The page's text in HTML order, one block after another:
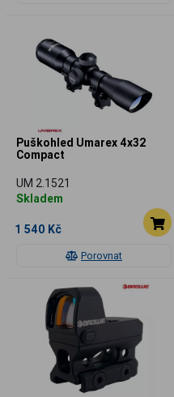
Porovnat
Puškohled Umarex 4x32
Compact
UM 2.1521
Skladem
1 540 Kč